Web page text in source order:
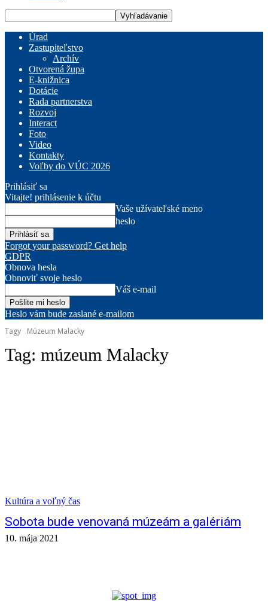
Úrad
Zastupiteľstvo
Archív
Otvorená župa
E-knižnica
Dotácie
Rada partnerstva
Rozvoj
Interact
Foto
Video
Kontakty
Voľby do VÚC 2026
Prihlásiť sa
Vitajte! prihlásenie k účtu
Vaše užívateľské meno
heslo
Forgot your password? Get help
GDPR
Obnova hesla
Obnoviť svoje heslo
Váš e-mail
Heslo vám bude zaslané e-mailom
Tagy
Múzeum Malacky
Tag: múzeum Malacky
Kultúra a voľný čas
Sobota bude venovaná múzeám a galériám
10. mája 2021